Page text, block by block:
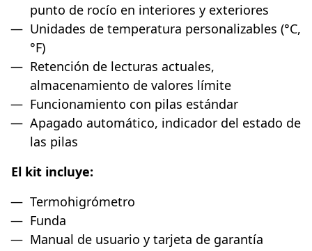
punto de rocío en interiores y exteriores
Unidades de temperatura personalizables (°C,
°F)
Retención de lecturas actuales,
almacenamiento de valores límite
Funcionamiento con pilas estándar
Apagado automático, indicador del estado de
las pilas
El kit incluye:
Termohigrómetro
Funda
Manual de usuario y tarjeta de garantía